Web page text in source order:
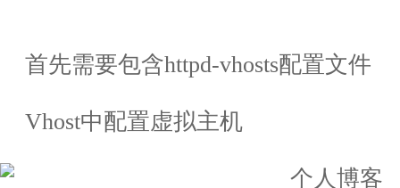
首先需要包含httpd-vhosts配置文件
Vhost中配置虚拟主机